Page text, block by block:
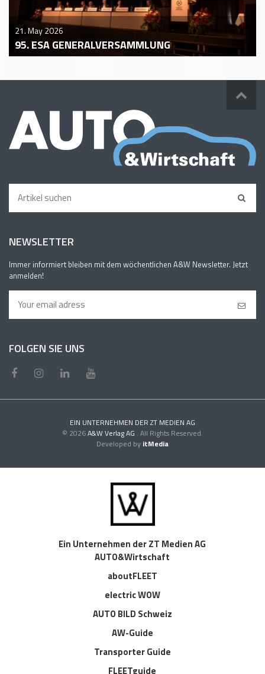
21. May 2026
95. ESA GENERALVERSAMMLUNG
NEWSLETTER
Immer informiert bleiben mit dem wöchentlichen A&W Newsletter. Jetzt
anmelden!
FOLGEN SIE UNS
EIN UNTERNEHMEN DER ZT MEDIEN AG
© 2026A&W Verlag AG . All Rights Reserved.
Developed by itMedia
Ein Unternehmen der ZT Medien AG
AUTO&Wirtschaft
aboutFLEET
electric WOW
AUTO BILD Schweiz
AW-Guide
Transporter Guide
FLEETguide